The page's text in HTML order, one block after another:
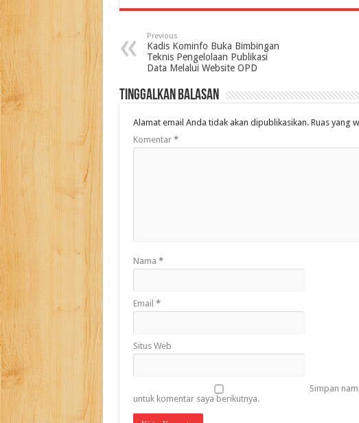
Previous
Kadis Kominfo Buka Bimbingan
Teknis Pengelolaan Publikasi
Data Melalui Website OPD
Tinggalkan Balasan
Alamat email Anda tidak akan dipublikasikan. Ruas yang
Komentar *
Nama *
Email *
Situs Web
Simpan
untuk komentar saya berikutnya.